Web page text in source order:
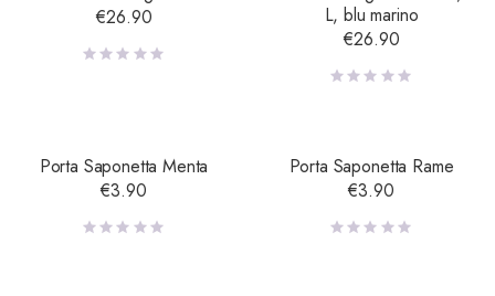
€26.90
L, blu marino
€26.90
Porta Saponetta Menta
€3.90
Porta Saponetta Rame
€3.90